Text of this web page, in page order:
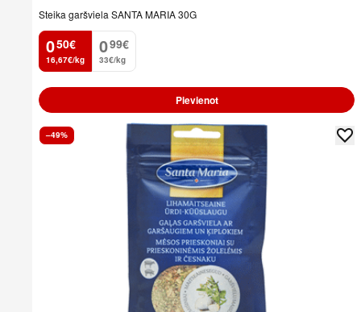
Steika garšviela SANTA MARIA 30G
0
. 50€
16,67€/kg
0
. 99€
33€/kg
Pievienot
–49%